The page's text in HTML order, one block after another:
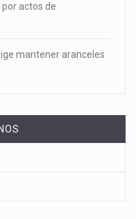
por actos de
mantener aranceles